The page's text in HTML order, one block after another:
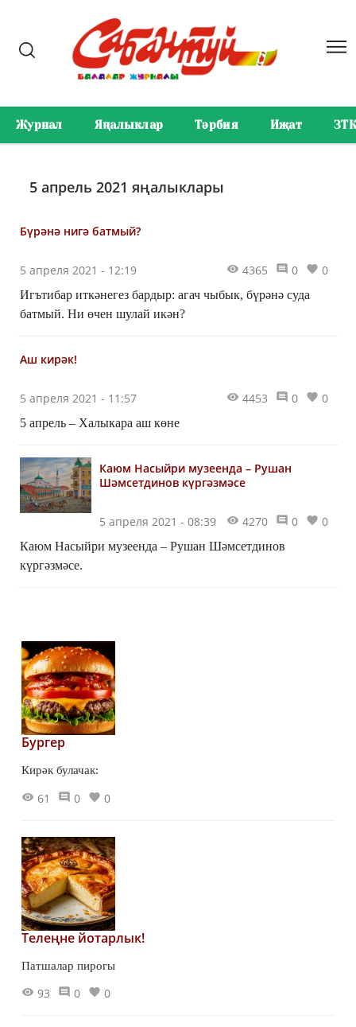
Журнал Яңалыклар Тәрбия Иҗат ЗТК
5 апрель 2021 яңалыклары
Бүрәнә нигә батмый?
5 апреля 2021 - 12:19 4365 0 0
Игътибар иткәнегез бардыр: агач чыбык, бүрәнә суда
батмый. Ни өчен шулай икән?
Аш кирәк!
5 апреля 2021 - 11:57 4453 0 0
5 апрель – Халыкара аш көне
Каюм Насыйри музеенда – Рушан
Шәмсетдинов күргәзмәсе
5 апреля 2021 - 08:39 4270 0 0
Каюм Насыйри музеенда – Рушан Шәмсетдинов
күргәзмәсе.
Бургер
Кирәк булачак:
61 0 0
Телеңне йотарлык!
Патшалар пирогы
93 0 0